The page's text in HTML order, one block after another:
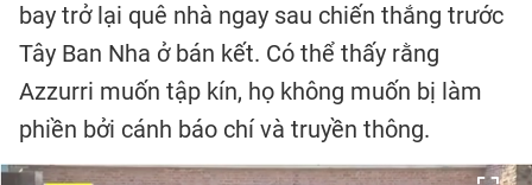
bay trở lại quê nhà ngay sau chiến thắng trước
Tây Ban Nha ở bán kết. Có thể thấy rằng
Azzurri muốn tập kín, họ không muốn bị làm
phiền bởi cánh báo chí và truyền thông.